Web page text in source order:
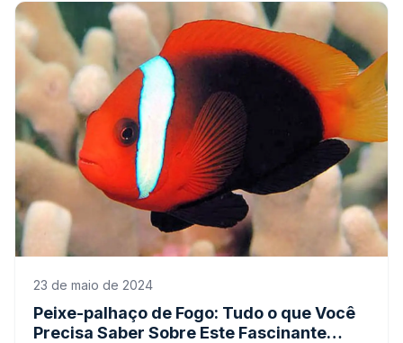
23 de maio de 2024
Peixe-palhaço de Fogo: Tudo o que Você
Precisa Saber Sobre Este Fascinante